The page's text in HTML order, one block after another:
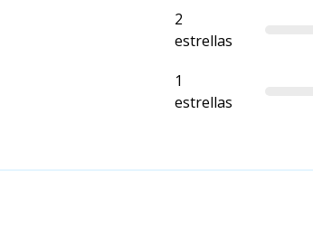
2
estrellas
1
estrellas